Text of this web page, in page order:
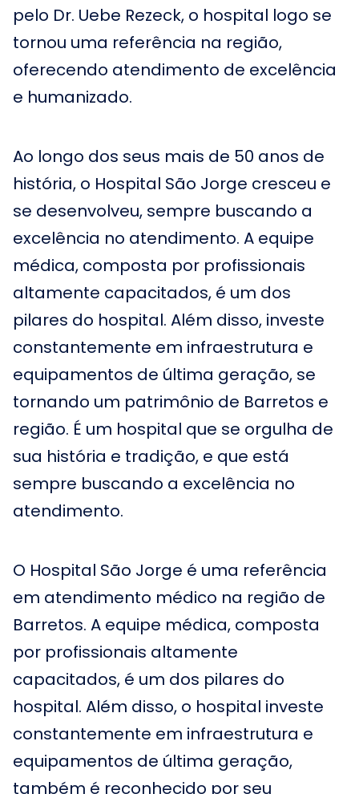
pelo Dr. Uebe Rezeck, o hospital logo se
tornou uma referência na região,
oferecendo atendimento de excelência
e humanizado.
Ao longo dos seus mais de 50 anos de
história, o Hospital São Jorge cresceu e
se desenvolveu, sempre buscando a
excelência no atendimento. A equipe
médica, composta por profissionais
altamente capacitados, é um dos
pilares do hospital. Além disso, investe
constantemente em infraestrutura e
equipamentos de última geração, se
tornando um patrimônio de Barretos e
região. É um hospital que se orgulha de
sua história e tradição, e que está
sempre buscando a excelência no
atendimento.
O Hospital São Jorge é uma referência
em atendimento médico na região de
Barretos. A equipe médica, composta
por profissionais altamente
capacitados, é um dos pilares do
hospital. Além disso, o hospital investe
constantemente em infraestrutura e
equipamentos de última geração,
também é reconhecido por seu